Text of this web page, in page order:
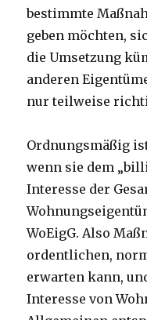
bestimmte
geben möchten,
die Umsetzung
anderen
nur teilweise
Ordnungsmäßig
wenn sie dem
Interesse der
WoEigG. Also
ordentlichen,
erwarten kann,
Interesse von